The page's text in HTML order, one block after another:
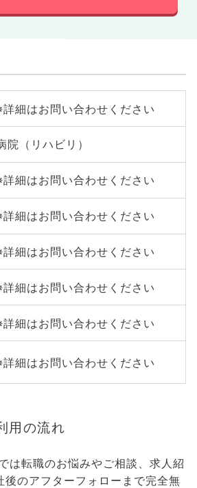
詳細はお問い合わせください
院（リハビリ）
詳細はお問い合わせください
詳細はお問い合わせください
詳細はお問い合わせください
詳細はお問い合わせください
詳細はお問い合わせください
詳細はお問い合わせください
用の流れ
は転職のお悩みやご相談、求人紹
後のアフターフォローまで完全無